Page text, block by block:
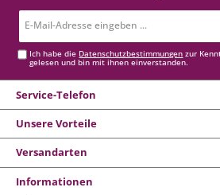
Mail-
Ich habe die Datenschutzbestimmungen zur
gelesen und bin mit ihnen einverstanden.
Service-Telefon
Unsere Vorteile
Versandarten
Informationen